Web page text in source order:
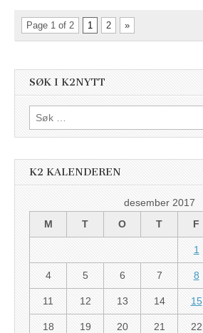
Page 1 of 2 1 2 »
SØK I K2NYTT
Søk
etter:
K2 KALENDEREN
desember 2017
M
T O T F
1
4 5 6 7 8
11 12 13 14 15
18 19 20 21 22